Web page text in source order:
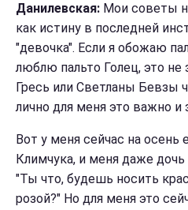
Данилевская: Мои советы
как истину в последней
"девочка". Если я обожаю
люблю пальто Голец, это не
Гресь или Светланы Бевзы
лично для меня это важно и
Вот у меня сейчас на осень
Климчука, и меня даже дочь
"Ты что, будешь носить
розой?" Но для меня это